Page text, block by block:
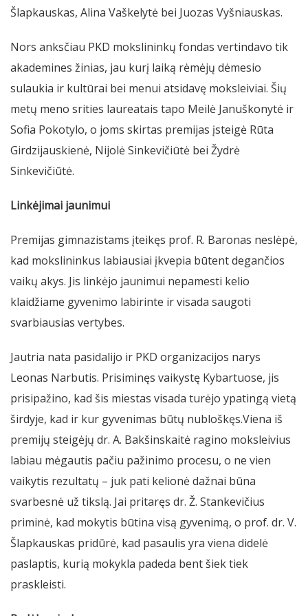
Šlapkauskas, Alina Vaškelytė bei Juozas Vyšniauskas.
Nors anksčiau PKD mokslininkų fondas vertindavo tik
akademines žinias, jau kurį laiką rėmėjų dėmesio
sulaukia ir kultūrai bei menui atsidavę moksleiviai. Šių
metų meno srities laureatais tapo Meilė Januškonytė ir
Sofia Pokotylo, o joms skirtas premijas įsteigė Rūta
Girdzijauskienė, Nijolė Sinkevičiūtė bei Žydrė
Sinkevičiūtė.
Linkėjimai jaunimui
Premijas gimnazistams įteikęs prof. R. Baronas neslėpė,
kad mokslininkus labiausiai įkvepia būtent degančios
vaikų akys. Jis linkėjo jaunimui nepamesti kelio
klaidžiame gyvenimo labirinte ir visada saugoti
svarbiausias vertybes.
Jautria nata pasidalijo ir PKD organizacijos narys
Leonas Narbutis. Prisiminęs vaikystę Kybartuose, jis
prisipažino, kad šis miestas visada turėjo ypatingą vietą
širdyje, kad ir kur gyvenimas būtų nubloškęs.Viena iš
premijų steigėjų dr. A. Bakšinskaitė ragino moksleivius
labiau mėgautis pačiu pažinimo procesu, o ne vien
vaikytis rezultatų – juk pati kelionė dažnai būna
svarbesnė už tikslą. Jai pritaręs dr. Ž. Stankevičius
priminė, kad mokytis būtina visą gyvenimą, o prof. dr. V.
Šlapkauskas pridūrė, kad pasaulis yra viena didelė
paslaptis, kurią mokykla padeda bent šiek tiek
praskleisti.